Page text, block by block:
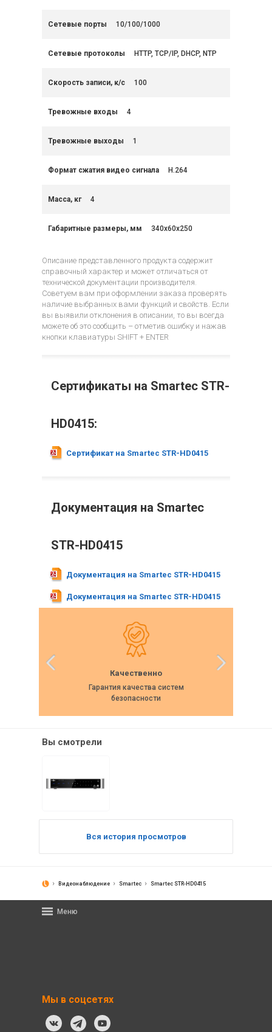
Сетевые порты 10/100/1000
Сетевые протоколы HTTP, TCP/IP, DHCP, NTP
Скорость записи, к/с 100
Тревожные входы 4
Тревожные выходы 1
Формат сжатия видео сигнала H.264
Масса, кг 4
Габаритные размеры, мм 340x60x250
Описание представленного продукта содержит
справочный характер и может отличаться от
технической документации производителя.
Советуем вам при оформлении заказа проверять
наличие выбранных вами функций и свойств. Если
вы выявили отклонения в описании, то вы всегда
можете об это сообщить – отметив ошибку и нажав
кнопки клавиатуры SHIFT + ENTER
Сертификаты на Smartec STR-
HD0415:
Сертификат на Smartec STR-HD0415
Документация на Smartec
STR-HD0415
Документация на Smartec STR-HD0415
Документация на Smartec STR-HD0415
Качественно
Гарантия качества систем
безопасности
Вы смотрели
Вся история просмотров
Видеонаблюдение Smartec Smartec STR-HD0415
Меню
Мы в соцсетях